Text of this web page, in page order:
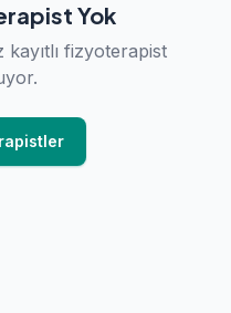
Yok
fizyoterapist